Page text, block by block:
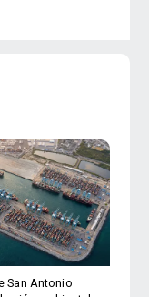
San Antonio